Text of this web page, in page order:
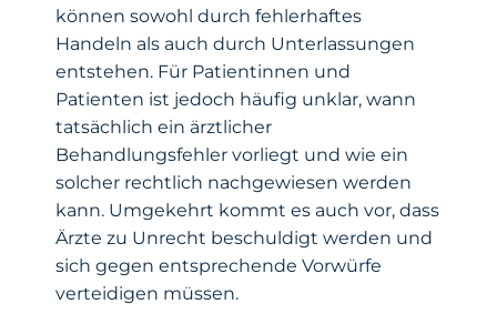
können sowohl durch fehlerhaftes
Handeln als auch durch Unterlassungen
entstehen. Für Patientinnen und
Patienten ist jedoch häufig unklar, wann
tatsächlich ein ärztlicher
Behandlungsfehler vorliegt und wie ein
solcher rechtlich nachgewiesen werden
kann. Umgekehrt kommt es auch vor, dass
Ärzte zu Unrecht beschuldigt werden und
sich gegen entsprechende Vorwürfe
verteidigen müssen.